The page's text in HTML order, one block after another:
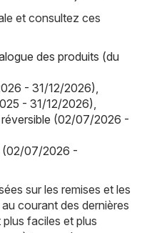
et consultez ces
des produits (du
- 31/12/2026)
- 31/12/2026)
réversible (02/07/2026 -
(02/07/2026 -
sur les remises et les
courant des dernières
faciles et plus